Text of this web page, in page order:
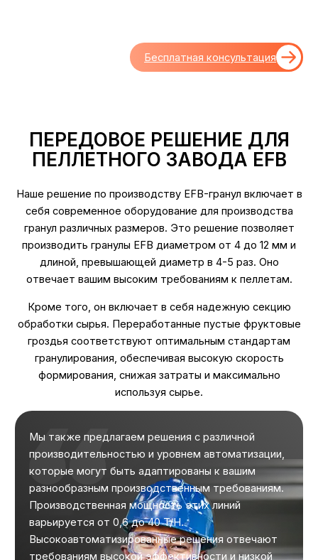
Бесплатная консультация
ПЕРЕДОВОЕ РЕШЕНИЕ ДЛЯ
ПЕЛЛЕТНОГО ЗАВОДА EFB
Наше решение по производству EFB-гранул включает в
себя современное оборудование для производства
гранул различных размеров. Это решение позволяет
производить гранулы EFB диаметром от 4 до 12 мм и
длиной, превышающей диаметр в 4-5 раз. Оно
отвечает вашим высоким требованиям к пеллетам.
Кроме того, он включает в себя надежную секцию
обработки сырья. Переработанные пустые фруктовые
гроздья соответствуют оптимальным стандартам
гранулирования, обеспечивая высокую скорость
формирования, снижая затраты и максимально
используя сырье.
Мы также предлагаем решения с различной
производительностью и уровнем автоматизации,
которые могут быть адаптированы к вашим
разнообразным производственным требованиям.
Производственная мощность этих линий
варьируется от 0,6 до 40 T/H.
Высокоавтоматизированные решения отвечают
требованиям высокой эффективности и низкой